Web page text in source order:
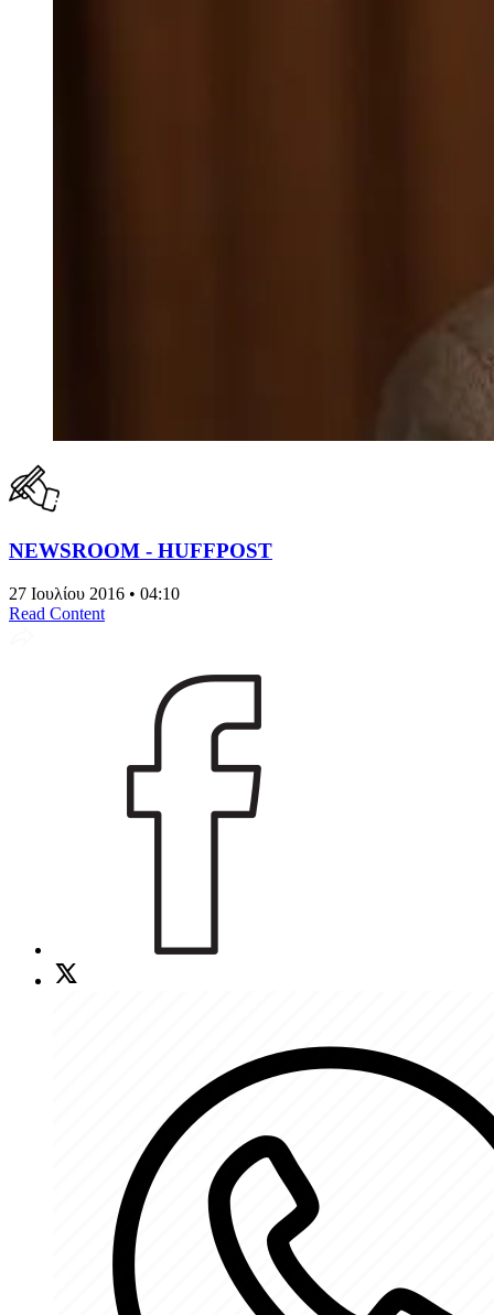
NEWSROOM - HUFFPOST
27 Ιουλίου 2016 • 04:10
Read Content